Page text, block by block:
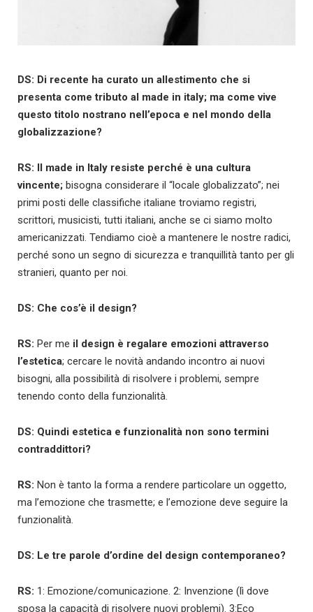
DS: Di recente ha curato un allestimento che si
presenta come tributo al made in italy; ma come vive
questo titolo nostrano nell’epoca e nel mondo della
globalizzazione?
RS: Il made in Italy resiste perché è una cultura
vincente; bisogna considerare il “locale globalizzato”; nei
primi posti delle classifiche italiane troviamo registri,
scrittori, musicisti, tutti italiani, anche se ci siamo molto
americanizzati. Tendiamo cioè a mantenere le nostre radici,
perché sono un segno di sicurezza e tranquillità tanto per gli
stranieri, quanto per noi.
DS: Che cos’è il design?
RS: Per me il design è regalare emozioni attraverso
l’estetica; cercare le novità andando incontro ai nuovi
bisogni, alla possibilità di risolvere i problemi, sempre
tenendo conto della funzionalità.
DS: Quindi estetica e funzionalità non sono termini
contraddittori?
RS: Non è tanto la forma a rendere particolare un oggetto,
ma l’emozione che trasmette; e l’emozione deve seguire la
funzionalità.
DS: Le tre parole d’ordine del design contemporaneo?
RS: 1: Emozione/comunicazione. 2: Invenzione (lì dove
sposa la capacità di risolvere nuovi problemi). 3:Eco